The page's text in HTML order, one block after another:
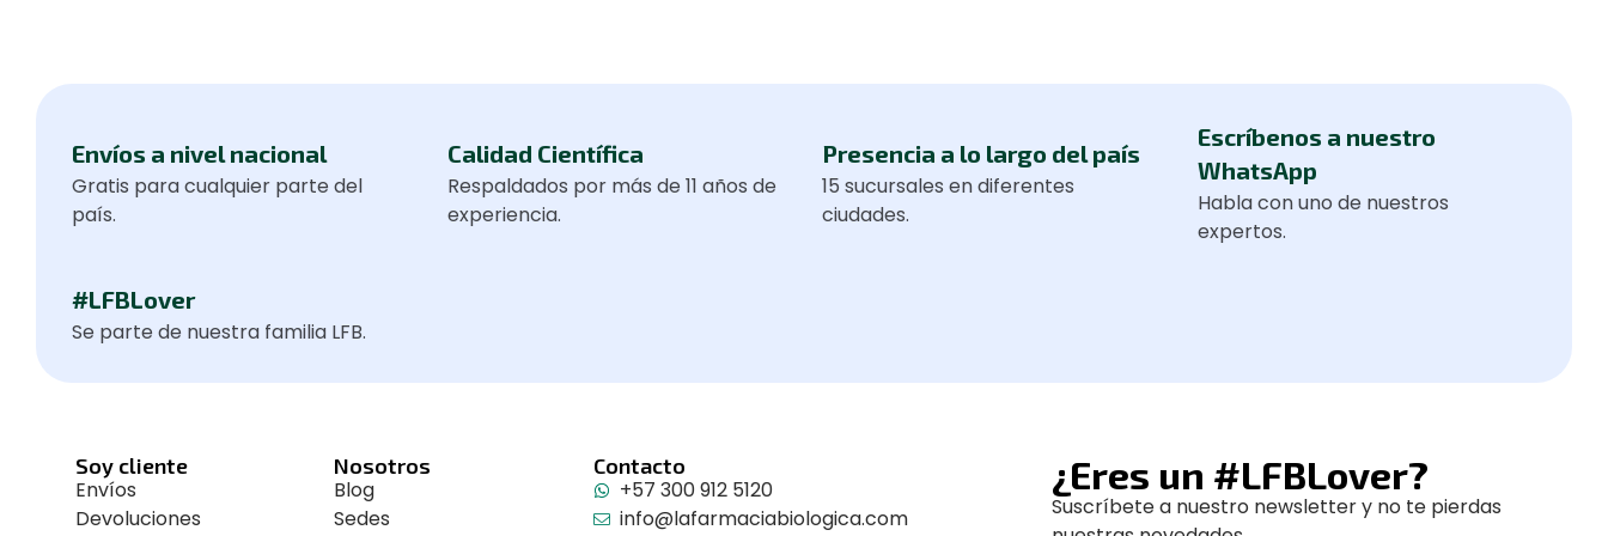
Envíos a nivel nacional
Gratis para cualquier parte del
país.
Calidad Científica
Respaldados por más de 11 años de
experiencia.
Presencia a lo largo del país
15 sucursales en diferentes
ciudades.
Escríbenos a nuestro
WhatsApp
Habla con uno de nuestros
expertos.
#LFBLover
Se parte de nuestra familia LFB.
Soy cliente
Envíos
Devoluciones
Nosotros
Blog
Sedes
Contacto
+57 300 912 5120
info@lafarmaciabiologica.com
¿Eres un #LFBLover?
Suscríbete a nuestro newsletter y no te pierdas